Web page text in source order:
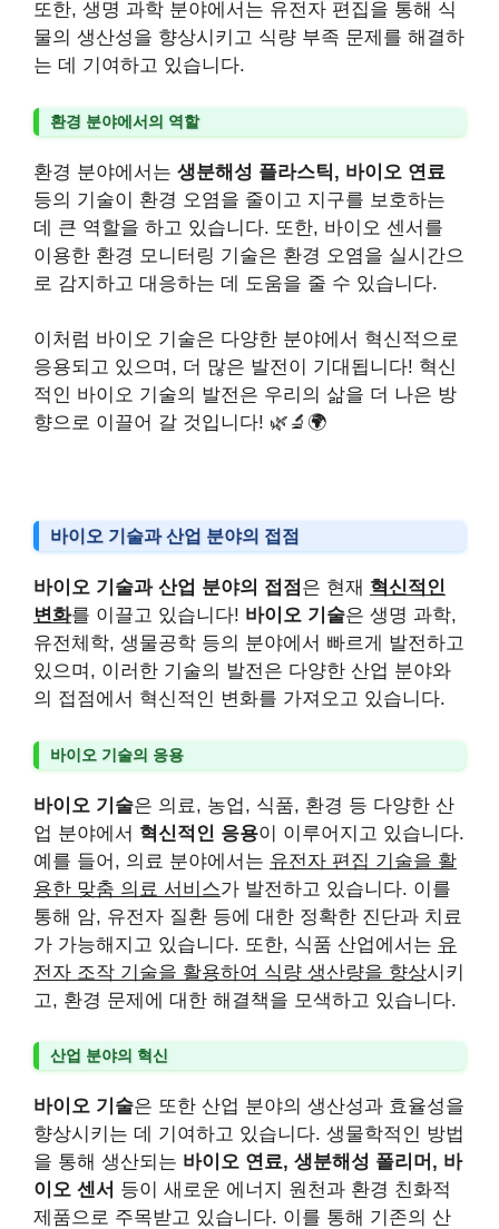
또한, 생명 과학 분야에서는 유전자 편집을 통해 식
물의 생산성을 향상시키고 식량 부족 문제를 해결하
는 데 기여하고 있습니다.
환경 분야에서의 역할
환경 분야에서는 생분해성 플라스틱, 바이오 연료
등의 기술이 환경 오염을 줄이고 지구를 보호하는
데 큰 역할을 하고 있습니다. 또한, 바이오 센서를
이용한 환경 모니터링 기술은 환경 오염을 실시간으
로 감지하고 대응하는 데 도움을 줄 수 있습니다.
이처럼 바이오 기술은 다양한 분야에서 혁신적으로
응용되고 있으며, 더 많은 발전이 기대됩니다! 혁신
적인 바이오 기술의 발전은 우리의 삶을 더 나은 방
향으로 이끌어 갈 것입니다! 🌿🔬🌍
바이오 기술과 산업 분야의 접점
바이오 기술과 산업 분야의 접점 은 현재 혁신적인
변화를 이끌고 있습니다! 바이오 기술은 생명 과학,
유전체학, 생물공학 등의 분야에서 빠르게 발전하고
있으며, 이러한 기술의 발전은 다양한 산업 분야와
의 접점에서 혁신적인 변화를 가져오고 있습니다.
바이오 기술의 응용
바이오 기술은 의료, 농업, 식품, 환경 등 다양한 산
업 분야에서 혁신적인 응용이 이루어지고 있습니다.
예를 들어, 의료 분야에서는 유전자 편집 기술을 활
용한 맞춤 의료 서비스가 발전하고 있습니다. 이를
통해 암, 유전자 질환 등에 대한 정확한 진단과 치료
가 가능해지고 있습니다. 또한, 식품 산업에서는 유
전자 조작 기술을 활용하여 식량 생산량을 향상시키
고, 환경 문제에 대한 해결책을 모색하고 있습니다.
산업 분야의 혁신
바이오 기술은 또한 산업 분야의 생산성과 효율성을
향상시키는 데 기여하고 있습니다. 생물학적인 방법
을 통해 생산되는 바이오 연료, 생분해성 폴리머, 바
이오 센서 등이 새로운 에너지 원천과 환경 친화적
제품으로 주목받고 있습니다. 이를 통해 기존의 산